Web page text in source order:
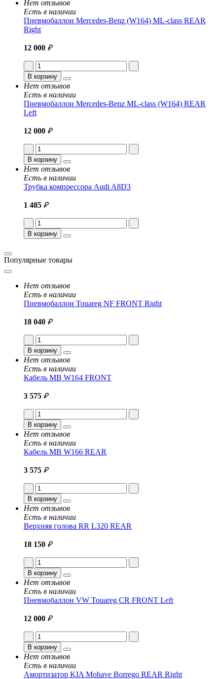
Нет отзывов
Есть в наличии
Пневмобаллон Mercedes-Benz (W164) ML-class REAR
Right
12 000 ₽
В корзину
Нет отзывов
Есть в наличии
Пневмобаллон Mercedes-Benz ML-class (W164) REAR
Left
12 000 ₽
В корзину
Нет отзывов
Есть в наличии
Трубка компрессора Audi A8D3
1 485 ₽
В корзину
Популярные товары
Нет отзывов
Есть в наличии
Пневмобаллон Touareg NF FRONT Right
18 040 ₽
В корзину
Нет отзывов
Есть в наличии
Кабель MB W164 FRONT
3 575 ₽
В корзину
Нет отзывов
Есть в наличии
Кабель MB W166 REAR
3 575 ₽
В корзину
Нет отзывов
Есть в наличии
Верхняя голова RR L320 REAR
18 150 ₽
В корзину
Нет отзывов
Есть в наличии
Пневмобаллон VW Touareg CR FRONT Left
12 000 ₽
В корзину
Нет отзывов
Есть в наличии
Амортизатор KIA Mohave Borrego REAR Right